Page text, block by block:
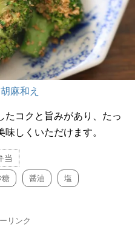
麻和え
たコクと旨みがあり、たっ
しくいただけます。
当
糖 醤油 塩
リンク